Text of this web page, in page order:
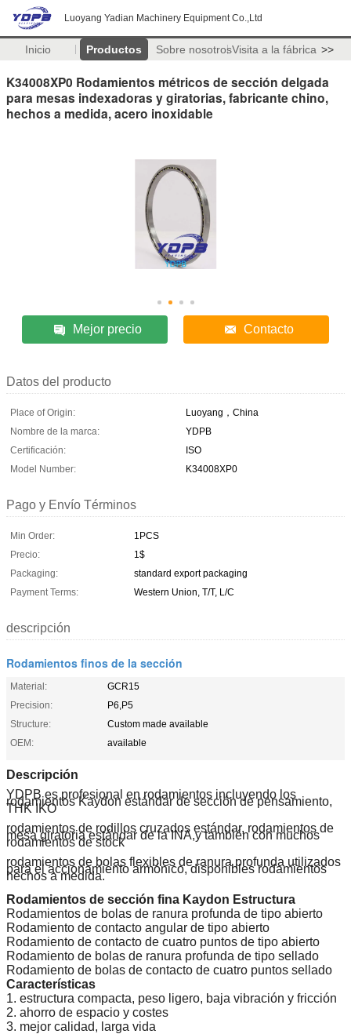
Luoyang Yadian Machinery Equipment Co.,Ltd
Inicio Productos Sobre nosotrosVisita a la fábrica >>
K34008XP0 Rodamientos métricos de sección delgada
para mesas indexadoras y giratorias, fabricante chino,
hechos a medida, acero inoxidable
Mejor precio Contacto
Datos del producto
Place of Origin:
Luoyang，China
Nombre de la marca:
YDPB
Certificación:
ISO
Model Number:
K34008XP0
Pago y Envío Términos
Min Order:
1PCS
Precio:
1$
Packaging:
standard export packaging
Payment Terms:
Western Union, T/T, L/C
descripción
Rodamientos finos de la sección
Material:
GCR15
Precision:
P6,P5
Structure:
Custom made available
OEM:
available
Descripción
YDPB es profesional en rodamientos incluyendo los
rodamientos Kaydon estándar de sección de pensamiento,
THK IKO
rodamientos de rodillos cruzados estándar, rodamientos de
mesa giratoria estándar de la INA,y también con muchos
rodamientos de stock
rodamientos de bolas flexibles de ranura profunda utilizados
para el accionamiento armónico, disponibles rodamientos
hechos a medida.
Rodamientos de sección fina Kaydon Estructura
Rodamientos de bolas de ranura profunda de tipo abierto
Rodamiento de contacto angular de tipo abierto
Rodamiento de contacto de cuatro puntos de tipo abierto
Rodamiento de bolas de ranura profunda de tipo sellado
Rodamiento de bolas de contacto de cuatro puntos sellado
Características
1. estructura compacta, peso ligero, baja vibración y fricción
2. ahorro de espacio y costes
3. mejor calidad, larga vida